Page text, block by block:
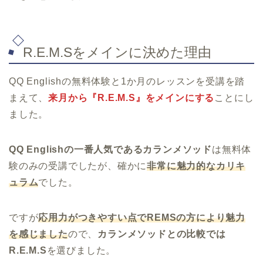
R.E.M.Sをメインに決めた理由
QQ Englishの無料体験と1か月のレッスンを受講を踏
まえて、来月から『R.E.M.S』をメインにする ことにし
ました。
QQ Englishの一番人気であるカランメソッドは無料体
験のみの受講でしたが、確かに非常に魅力的なカリキ
ュラムでした。
ですが応用力がつきやすい点でREMSの方により魅力
を感じましたので、
カランメソッドとの比較では
R.E.M.S を選びました。